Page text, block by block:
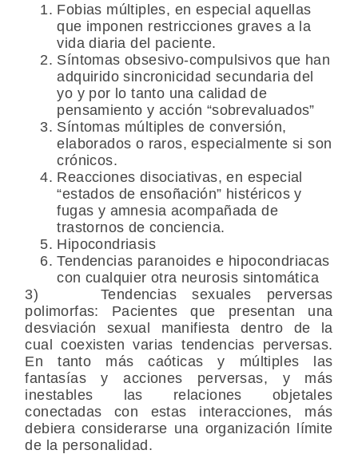
Fobias múltiples, en especial aquellas
que imponen restricciones graves a la
vida diaria del paciente.
Síntomas obsesivo-compulsivos que han
adquirido sincronicidad secundaria del
yo y por lo tanto una calidad de
pensamiento y acción “sobrevaluados”
Síntomas múltiples de conversión,
elaborados o raros, especialmente si son
crónicos.
Reacciones disociativas, en especial
“estados de ensoñación” histéricos y
fugas y amnesia acompañada de
trastornos de conciencia.
Hipocondriasis
Tendencias paranoides e hipocondriacas
con cualquier otra neurosis sintomática
3) Tendencias sexuales perversas
polimorfas: Pacientes que presentan una
desviación sexual manifiesta dentro de la
cual coexisten varias tendencias perversas.
En tanto más caóticas y múltiples las
fantasías y acciones perversas, y más
inestables las relaciones objetales
conectadas con estas interacciones, más
debiera considerarse una organización límite
de la personalidad.